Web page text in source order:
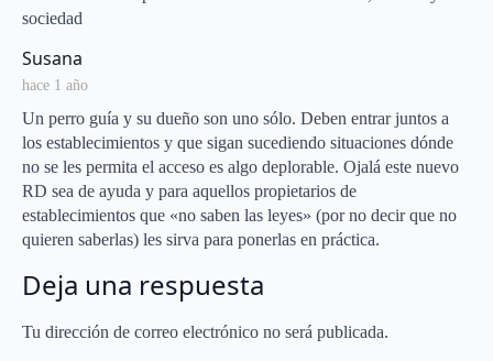
sociedad
Susana
hace 1 año
Un perro guía y su dueño son uno sólo. Deben entrar juntos a
los establecimientos y que sigan sucediendo situaciones dónde
no se les permita el acceso es algo deplorable. Ojalá este nuevo
RD sea de ayuda y para aquellos propietarios de
establecimientos que «no saben las leyes» (por no decir que no
quieren saberlas) les sirva para ponerlas en práctica.
Deja una respuesta
Tu dirección de correo electrónico no será publicada.